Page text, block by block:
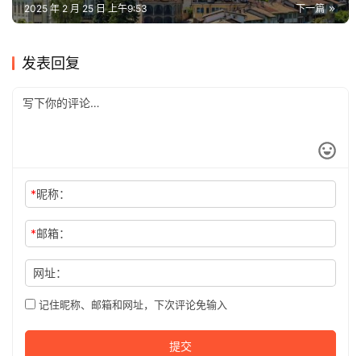
下一篇
2025 年 2 月 25 日 上午9:53
发表回复
*昵称：
*邮箱：
网址：
记住昵称、邮箱和网址，下次评论免输入
提交